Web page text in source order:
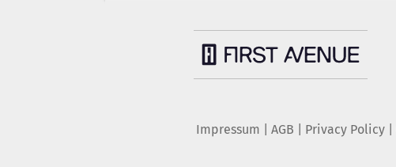
Impressum AGB Privacy Policy|